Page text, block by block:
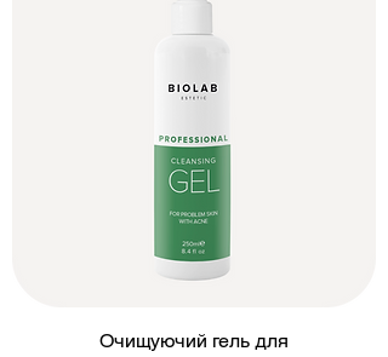
Очищуючий гель для